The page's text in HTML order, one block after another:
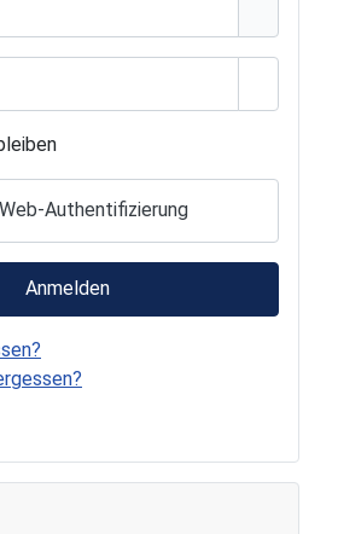
Web-Authentifizierung
Anmelden